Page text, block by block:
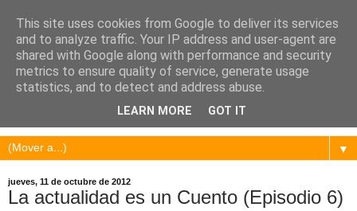
▼
jueves, 11 de octubre de 2012
La actualidad es un Cuento (Episodio 6)
This site uses cookies from Google to deliver its services
and to analyze traffic. Your IP address and user-agent are
shared with Google along with performance and security
metrics to ensure quality of service, generate usage
statistics, and to detect and address abuse.
LEARN MORE GOT IT